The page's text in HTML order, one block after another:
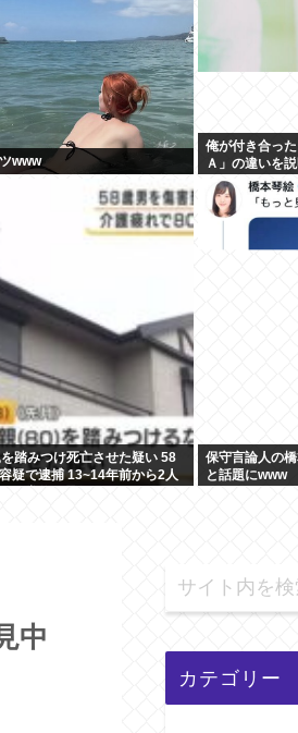
www
俺が付き合っ
Ａ」の違いを
踏みつけ死亡させた疑い 58
疑で逮捕 13~14年前から2人
保守言論人の
と話題にwww
中
カテゴリー